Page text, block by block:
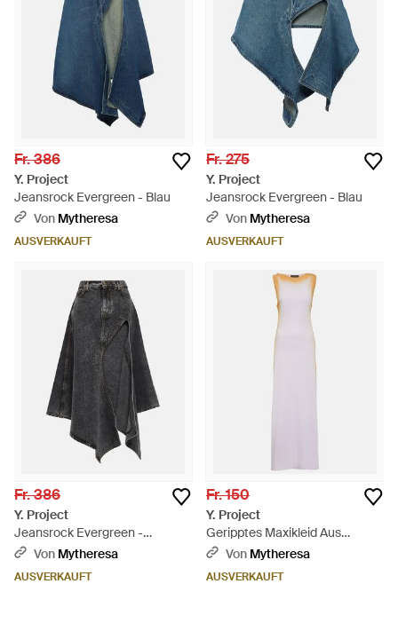
Fr. 386
Y. Project
Jeansrock Evergreen - Blau
Von Mytheresa
AUSVERKAUFT
Fr. 275
Y. Project
Jeansrock Evergreen - Blau
Von Mytheresa
AUSVERKAUFT
Fr. 386
Y. Project
Jeansrock Evergreen -
Schwarz
Von Mytheresa
AUSVERKAUFT
Fr. 150
Y. Project
Geripptes Maxikleid Aus
Baumwolle - Lila
Von Mytheresa
AUSVERKAUFT